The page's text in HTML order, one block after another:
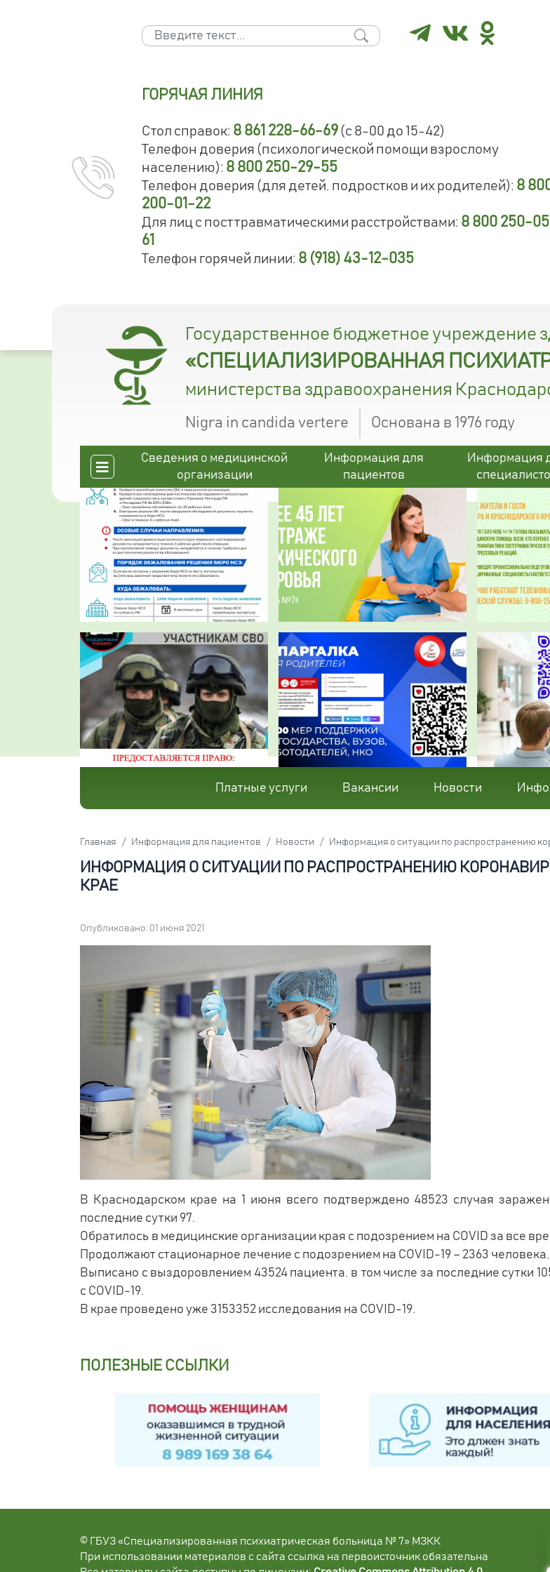
Поиск
ГОРЯЧАЯ ЛИНИЯ
Стол справок: 8 861 228-66-69 (с 8-00 до 15-42)
Телефон доверия (психологической помощи взрослому
населению): 8 800 250-29-55
Телефон доверия (для детей, подростков и их родителей): 8
200-01-22
Для лиц с посттравматическими расстройствами: 8 800 250-
61
Телефон горячей линии: 8 (918) 43-12-035
Государственное бюджетное учреждение
«СПЕЦИАЛИЗИРОВАННАЯ
министерства здравоохранения
Nigra in candida vertere Основана в 1976 году
Сведения о медицинской
организации
Информация для
пациентов
Информация
Платные услуги Вакансии Новости
Главная Информация для пациентов Новости Информация о ситуации по распространению
ИНФОРМАЦИЯ О СИТУАЦИИ ПО РАСПРОСТРАНЕНИЮ
КРАЕ
Опубликовано: 01 июня 2021
В Краснодарском крае на 1 июня всего подтверждено 48523 случая
последние сутки 97.
Обратилось в медицинские организации края с подозрением на COVID за все
Продолжают стационарное лечение с подозрением на COVID-19 – 2363
Выписано с выздоровлением 43524 пациента, в том числе за последние сутки
с COVID-19.
В крае проведено уже 3153352 исследования на COVID-19.
ПОЛЕЗНЫЕ ССЫЛКИ
© ГБУЗ «Специализированная психиатрическая больница № 7» МЗКК
При использовании материалов с сайта ссылка на первоисточник обязательна